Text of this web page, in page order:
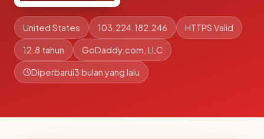
United States 103.224.182.246 HTTPS Valid
12.8 tahun GoDaddy.com, LLC
Diperbarui3 bulan yang lalu